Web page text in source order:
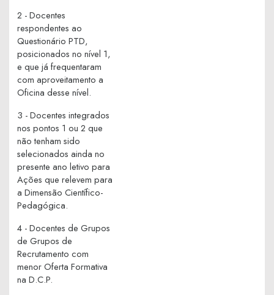
2 - Docentes
respondentes ao
Questionário PTD,
posicionados no nível 1,
e que já frequentaram
com aproveitamento a
Oficina desse nível.
3 - Docentes integrados
nos pontos 1 ou 2 que
não tenham sido
selecionados ainda no
presente ano letivo para
Ações que relevem para
a Dimensão Científico-
Pedagógica.
4 - Docentes de Grupos
de Grupos de
Recrutamento com
menor Oferta Formativa
na D.C.P.